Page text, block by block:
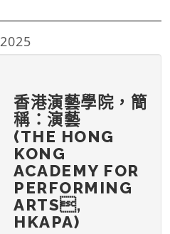
香港演藝學院，簡
稱：演藝
(THE HONG
KONG
ACADEMY FOR
PERFORMING
ARTS,
HKAPA)